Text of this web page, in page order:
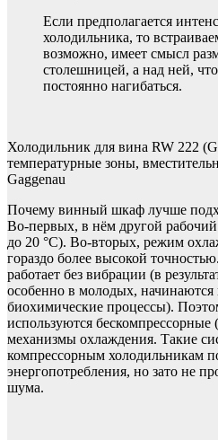
Если предполагается
холодильника, то
возможно, имеет смысл
столешницей, а над ней,
постоянно нагибаться.
Холодильник для вина RW 222
температурные зоны,
Gaggenau
Почему винный шкаф лучше
Во-первых, в нём другой рабочий
до 20 °С). Во-вторых, режим
гораздо более высокой
работает без вибрации (в
особенно в молодых, начинаются
биохимические процессы).
используются бескомпрессорные
механизмы охлаждения. Такие
компрессорным холодильникам
энергопотребления, но зато не
шума.